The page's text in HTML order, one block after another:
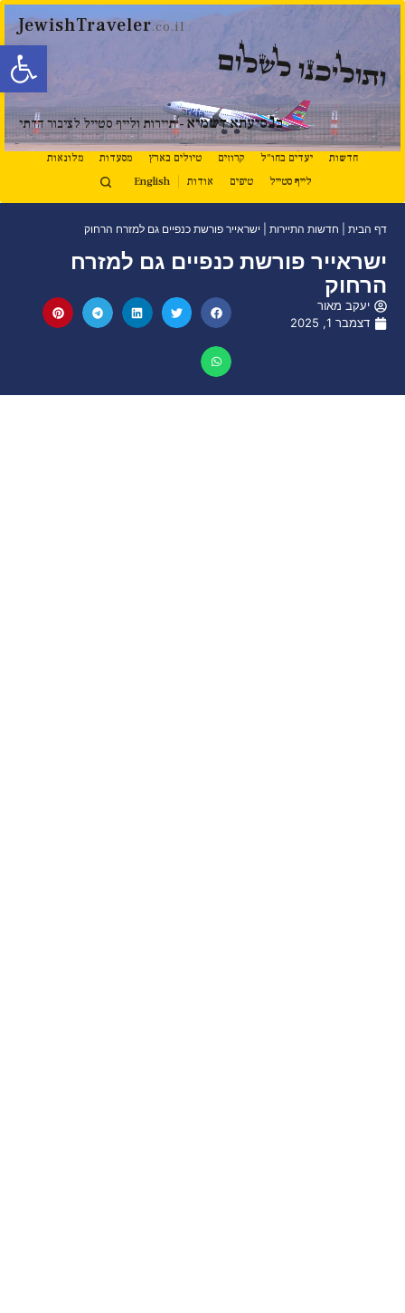
פתח
JewishTraveler.co.il
ותוליכנו לשלום
בנסיעתא דשמיא - תיירות ולייף סטייל לציבור הדתי
חדשות יעדים בחו"ל קרוזים טיולים בארץ מסעדות
מלונאות
לייף סטייל
טיפים אודות English
דף הבית חדשות התיירות ישראייר פורשת כנפיים גם למזרח הרחוק
ישראייר פורשת כנפיים גם למזרח
הרחוק
יעקב מאור
דצמבר 1, 2025